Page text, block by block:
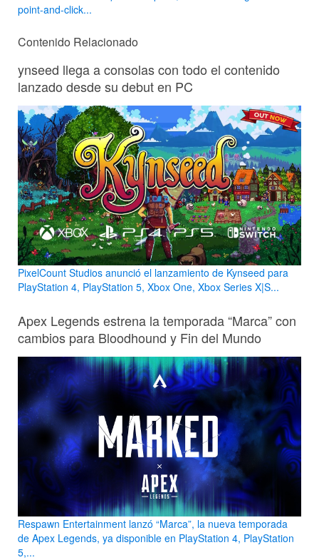
point-and-click...
Contenido Relacionado
ynseed llega a consolas con todo el contenido
lanzado desde su debut en PC
PixelCount Studios anunció el lanzamiento de Kynseed para
PlayStation 4, PlayStation 5, Xbox One, Xbox Series X|S...
Apex Legends estrena la temporada “Marca” con
cambios para Bloodhound y Fin del Mundo
Respawn Entertainment lanzó “Marca”, la nueva temporada
de Apex Legends, ya disponible en PlayStation 4, PlayStation
5,...